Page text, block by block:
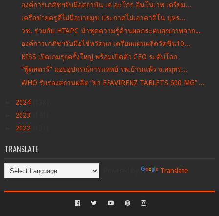
องค์การเภสัชฯจับมือสถาบัน เค อะโกร-อินโนเวท เตรียม...
เครือข่ายครูดีไม่มีอบายมุข ประกาศไม่เอาคาสิโน บุหร...
วช. ร่วมกับ HTAPC นำชุดความรู้ด้านผลกระทบสุขภาพจาก...
องค์การเภสัชฯรับมือไข้หวัดนก เตรียมแผนผลิตวัคซีน10...
KISS เปิดเกมรุกครั้งใหญ่ พร้อมเปิดตัว CEO ระดับโลก
“ฟู้ดสตาร์” มอบอุปกรณ์การแพทย์ รพ.บ้านแพ้ว จ.สมุทร...
WHO รับรองสถานผลิต “ยา EFAVIRENZ TABLETS 600 MG” ...
2024
2023
2022
TRANSLATE
Translate